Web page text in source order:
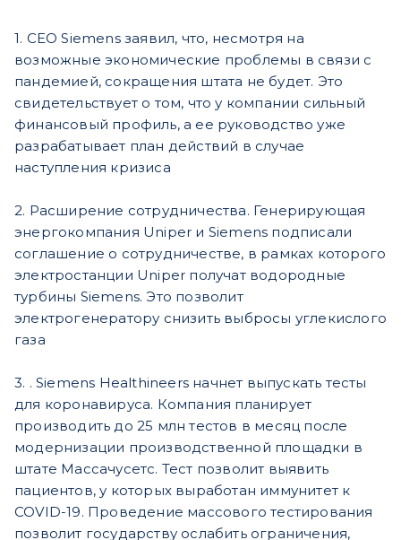
1. CEO Siemens заявил, что, несмотря на
возможные экономические проблемы в связи с
пандемией, сокращения штата не будет. Это
свидетельствует о том, что у компании сильный
финансовый профиль, а ее руководство уже
разрабатывает план действий в случае
наступления кризиса
2. Расширение сотрудничества. Генерирующая
энергокомпания Uniper и Siemens подписали
соглашение о сотрудничестве, в рамках которого
электростанции Uniper получат водородные
турбины Siemens. Это позволит
электрогенератору снизить выбросы углекислого
газа
3. . Siemens Healthineers начнет выпускать тесты
для коронавируса. Компания планирует
производить до 25 млн тестов в месяц после
модернизации производственной площадки в
штате Массачусетс. Тест позволит выявить
пациентов, у которых выработан иммунитет к
COVID-19. Проведение массового тестирования
позволит государству ослабить ограничения,